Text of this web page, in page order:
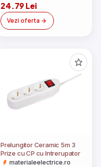
24.79 Lei
Vezi oferta
Prelungitor Ceramic 5m 3
Prize cu CP cu Intrerupator
materialeelectrice.ro